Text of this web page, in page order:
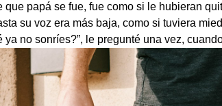
que papá se fue, fue como si le hubieran
su voz era más baja, como si tuviera
ya no sonríes?”, le pregunté una vez,